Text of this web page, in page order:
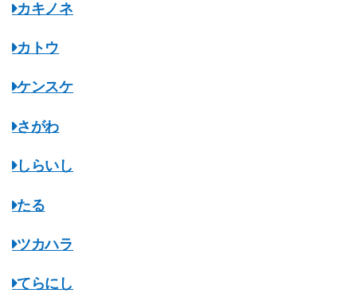
カキノネ
カトウ
ケンスケ
さがわ
しらいし
たる
ツカハラ
てらにし